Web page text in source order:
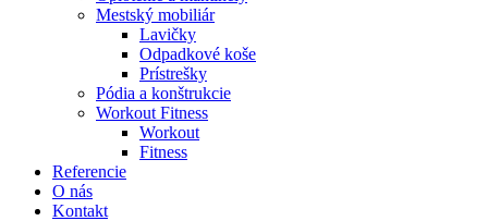
Mestský mobiliár
Lavičky
Odpadkové koše
Prístrešky
Pódia a konštrukcie
Workout Fitness
Workout
Fitness
Referencie
O nás
Kontakt